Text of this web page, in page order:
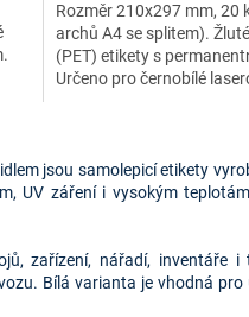
Rozměr 210x297 mm, 20
archů A4 se splitem).
(PET) etikety s
Určeno pro černobílé
l
á
a
c
í
jsou samolepicí etikety
UV záření i vysokým
zařízení, nářadí, inventáře
Bílá varianta je vhodná